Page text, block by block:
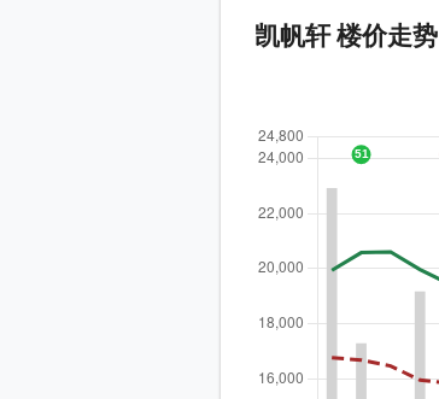
凯帆轩 楼价走势